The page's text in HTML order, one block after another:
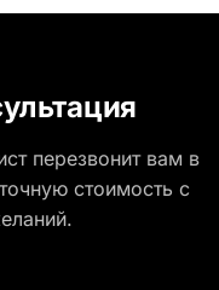
перезвонит вам в
стоимость с